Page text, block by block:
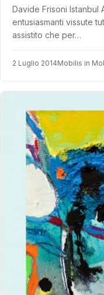
Davide Frisoni Istanbul
entusiasmanti vissute
assistito che per…
2 Luglio 2014Mobilis in